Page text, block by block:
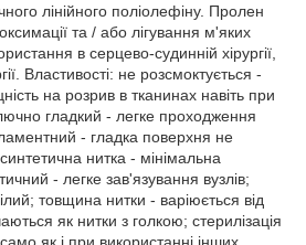
лінійного поліолефіну. Пролен
та / або лігування м'яких
в серцево-судинній хірургії,
Властивості: не розсмоктується -
на розрив в тканинах навіть при
гладкий - легке проходження
- гладка поверхня не
нитка - мінімальна
- легке зав'язування вузлів;
товщина нитки - варіюється від
як нитки з голкою; стерилізація
як і при використанні інших